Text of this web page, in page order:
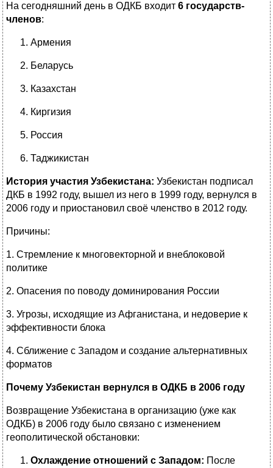
На сегодняшний день в ОДКБ входит 6 государств-
членов:
Армения
Беларусь
Казахстан
Киргизия
Россия
Таджикистан
История участия Узбекистана: Узбекистан подписал
ДКБ в 1992 году, вышел из него в 1999 году, вернулся в
2006 году и приостановил своё членство в 2012 году.
Причины:
1. Стремление к многовекторной и внеблоковой
политике
2. Опасения по поводу доминирования России
3. Угрозы, исходящие из Афганистана, и недоверие к
эффективности блока
4. Сближение с Западом и создание альтернативных
форматов
Почему Узбекистан вернулся в ОДКБ в 2006 году
Возвращение Узбекистана в организацию (уже как
ОДКБ) в 2006 году было связано с изменением
геополитической обстановки:
Охлаждение отношений с Западом: После